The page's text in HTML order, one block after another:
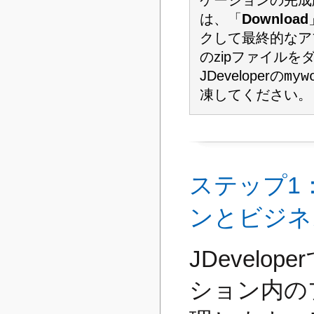
は、「 Download
クして最終的な
のzipファイルを
JDeveloperの
凍してください。
ステップ1
ンとビジ
ション内